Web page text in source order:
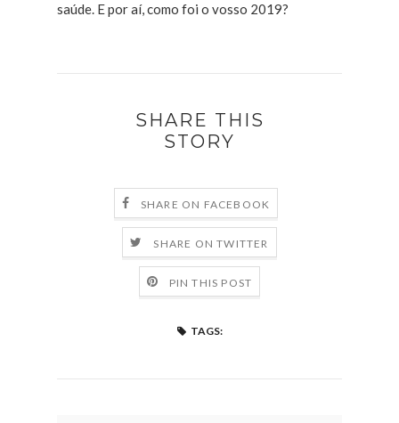
saúde. E por aí, como foi o vosso 2019?
SHARE THIS
STORY
SHARE ON FACEBOOK
SHARE ON TWITTER
PIN THIS POST
TAGS: